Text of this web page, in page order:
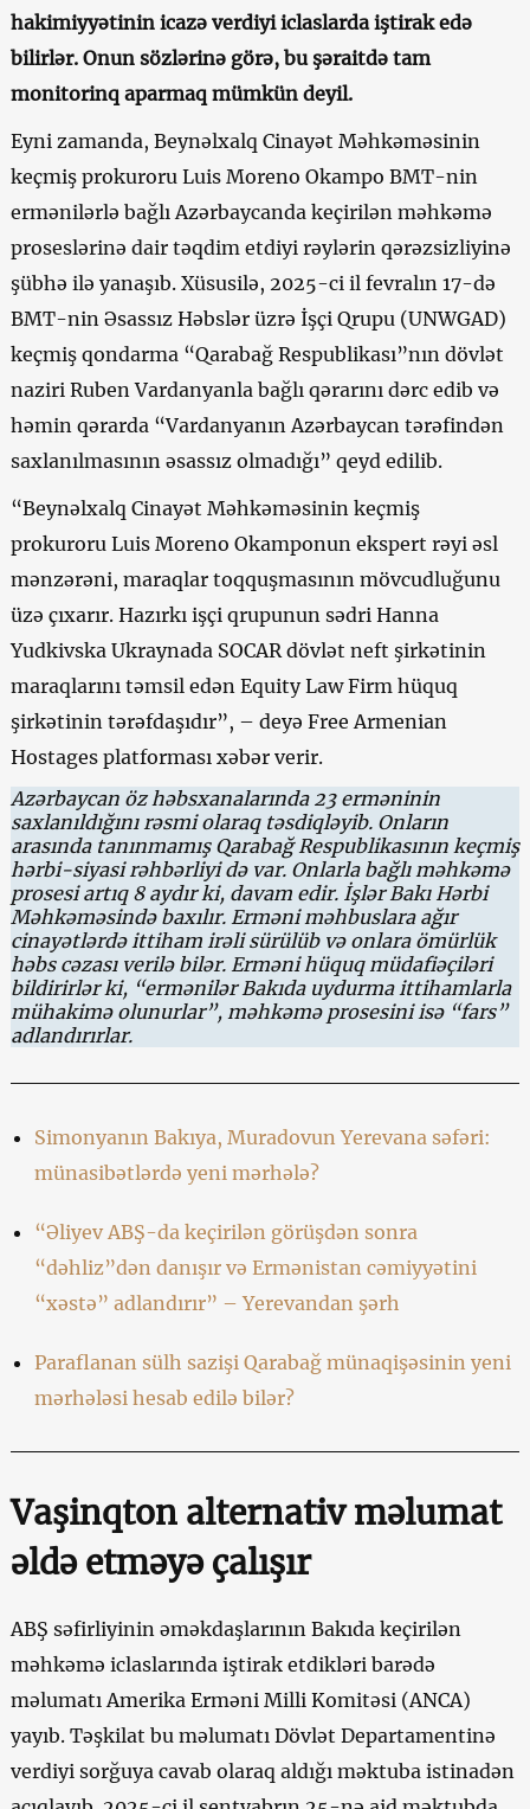
hakimiyyətinin icazə verdiyi iclaslarda iştirak edə
bilirlər. Onun sözlərinə görə, bu şəraitdə tam
monitorinq aparmaq mümkün deyil.
Eyni zamanda, Beynəlxalq Cinayət Məhkəməsinin
keçmiş prokuroru Luis Moreno Okampo BMT-nin
ermənilərlə bağlı Azərbaycanda keçirilən məhkəmə
proseslərinə dair təqdim etdiyi rəylərin qərəzsizliyinə
şübhə ilə yanaşıb. Xüsusilə, 2025-ci il fevralın 17-də
BMT-nin Əsassız Həbslər üzrə İşçi Qrupu (UNWGAD)
keçmiş qondarma “Qarabağ Respublikası”nın dövlət
naziri Ruben Vardanyanla bağlı qərarını dərc edib və
həmin qərarda “Vardanyanın Azərbaycan tərəfindən
saxlanılmasının əsassız olmadığı” qeyd edilib.
“Beynəlxalq Cinayət Məhkəməsinin keçmiş
prokuroru Luis Moreno Okamponun ekspert rəyi əsl
mənzərəni, maraqlar toqquşmasının mövcudluğunu
üzə çıxarır. Hazırkı işçi qrupunun sədri Hanna
Yudkivska Ukraynada SOCAR dövlət neft şirkətinin
maraqlarını təmsil edən Equity Law Firm hüquq
şirkətinin tərəfdaşıdır”, – deyə Free Armenian
Hostages platforması xəbər verir.
Azərbaycan öz həbsxanalarında 23 erməninin
saxlanıldığını rəsmi olaraq təsdiqləyib. Onların
arasında tanınmamış Qarabağ Respublikasının keçmiş
hərbi-siyasi rəhbərliyi də var. Onlarla bağlı məhkəmə
prosesi artıq 8 aydır ki, davam edir. İşlər Bakı Hərbi
Məhkəməsində baxılır. Erməni məhbuslara ağır
cinayətlərdə ittiham irəli sürülüb və onlara ömürlük
həbs cəzası verilə bilər. Erməni hüquq müdafiəçiləri
bildirirlər ki, “ermənilər Bakıda uydurma ittihamlarla
mühakimə olunurlar”, məhkəmə prosesini isə “fars”
adlandırırlar.
Simonyanın Bakıya, Muradovun Yerevana səfəri:
münasibətlərdə yeni mərhələ?
“Əliyev ABŞ-da keçirilən görüşdən sonra
“dəhliz”dən danışır və Ermənistan cəmiyyətini
“xəstə” adlandırır” – Yerevandan şərh
Paraflanan sülh sazişi Qarabağ münaqişəsinin yeni
mərhələsi hesab edilə bilər?
Vaşinqton alternativ məlumat
əldə etməyə çalışır
ABŞ səfirliyinin əməkdaşlarının Bakıda keçirilən
məhkəmə iclaslarında iştirak etdikləri barədə
məlumatı Amerika Erməni Milli Komitəsi (ANCA)
yayıb. Təşkilat bu məlumatı Dövlət Departamentinə
verdiyi sorğuya cavab olaraq aldığı məktuba istinadən